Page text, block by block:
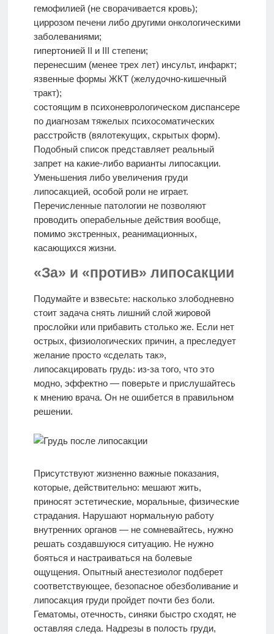
гемофилией (не сворачивается кровь);
циррозом печени либо другими онкологическими
заболеваниями;
гипертонией II и III степени;
перенесшим (менее трех лет) инсульт, инфаркт;
язвенные формы ЖКТ (желудочно-кишечный
тракт);
состоящим в психоневрологическом диспансере
по диагнозам тяжелых психосоматических
расстройств (вялотекущих, скрытых форм).
Подобный список представляет реальный
запрет на какие-либо варианты липосакции.
Уменьшения либо увеличения груди
липосакцией, особой роли не играет.
Перечисленные патологии не позволяют
проводить операбельные действия вообще,
помимо экстренных, реанимационных,
касающихся жизни.
«За» и «против» липосакции
Подумайте и взвесьте: насколько злободневно
стоит задача снять лишний слой жировой
прослойки или прибавить столько же. Если нет
острых, физиологических причин, а преследует
желание просто «сделать так»,
липосакцировать грудь: из-за того, что это
модно, эффектно — поверьте и прислушайтесь
к мнению врача. Он не ошибется в правильном
решении.
Присутствуют жизненно важные показания,
которые, действительно: мешают жить,
приносят эстетические, моральные, физические
страдания. Нарушают нормальную работу
внутренних органов — не сомневайтесь, нужно
решать создавшуюся ситуацию. Не нужно
бояться и настраиваться на болевые
ощущения. Опытный анестезиолог подберет
соответствующее, безопасное обезболивание и
липосакция груди пройдет почти без боли.
Гематомы, отечность, синяки быстро сходят, не
оставляя следа. Надрезы в полость груди,